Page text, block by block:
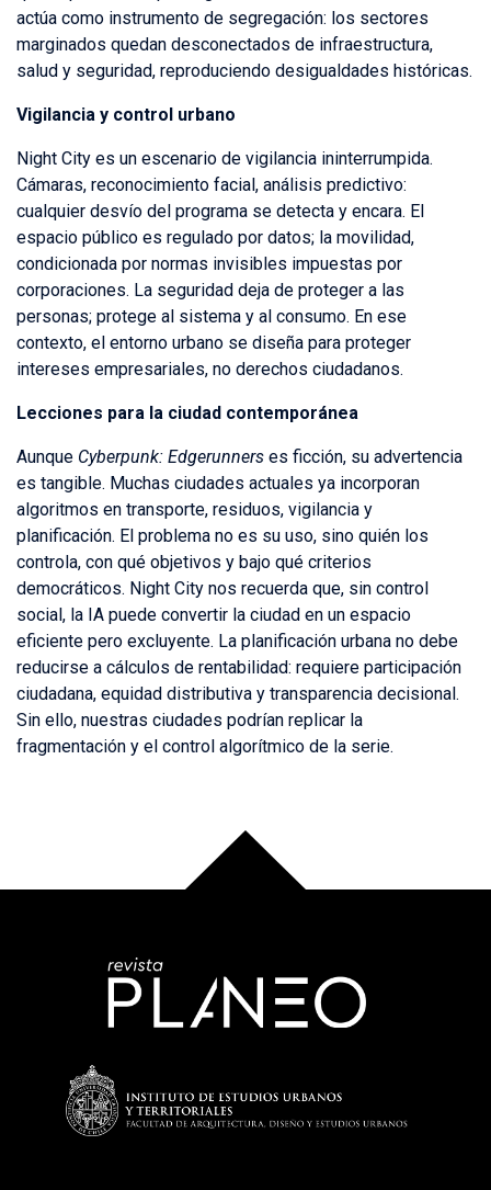
actúa como instrumento de segregación: los sectores
marginados quedan desconectados de infraestructura,
salud y seguridad, reproduciendo desigualdades históricas.
Vigilancia y control urbano
Night City es un escenario de vigilancia ininterrumpida.
Cámaras, reconocimiento facial, análisis predictivo:
cualquier desvío del programa se detecta y encara. El
espacio público es regulado por datos; la movilidad,
condicionada por normas invisibles impuestas por
corporaciones. La seguridad deja de proteger a las
personas; protege al sistema y al consumo. En ese
contexto, el entorno urbano se diseña para proteger
intereses empresariales, no derechos ciudadanos.
Lecciones para la ciudad contemporánea
Aunque Cyberpunk: Edgerunners es ficción, su advertencia
es tangible. Muchas ciudades actuales ya incorporan
algoritmos en transporte, residuos, vigilancia y
planificación. El problema no es su uso, sino quién los
controla, con qué objetivos y bajo qué criterios
democráticos. Night City nos recuerda que, sin control
social, la IA puede convertir la ciudad en un espacio
eficiente pero excluyente. La planificación urbana no debe
reducirse a cálculos de rentabilidad: requiere participación
ciudadana, equidad distributiva y transparencia decisional.
Sin ello, nuestras ciudades podrían replicar la
fragmentación y el control algorítmico de la serie.